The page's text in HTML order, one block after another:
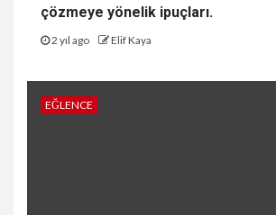
çözmeye yönelik ipuçları.
2 yıl ago Elif Kaya
EĞLENCE